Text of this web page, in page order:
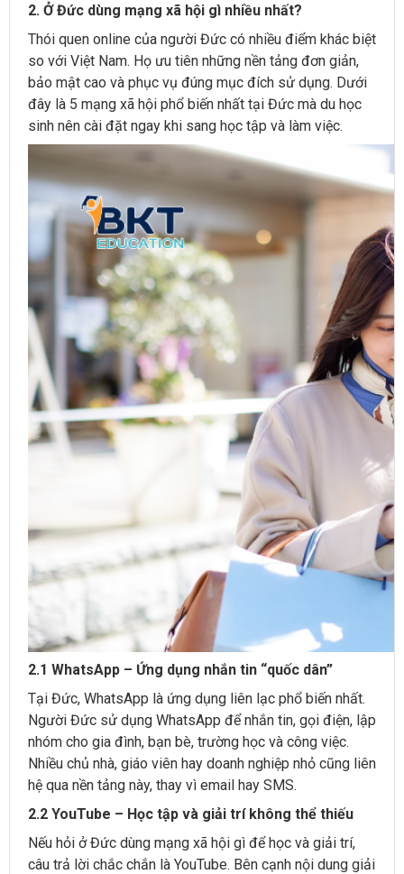
2. Ở Đức dùng mạng xã hội gì nhiều nhất?
Thói quen online của người Đức có nhiều điểm khác biệt
so với Việt Nam. Họ ưu tiên những nền tảng đơn giản,
bảo mật cao và phục vụ đúng mục đích sử dụng. Dưới
đây là 5 mạng xã hội phổ biến nhất tại Đức mà du học
sinh nên cài đặt ngay khi sang học tập và làm việc.
2.1 WhatsApp – Ứng dụng nhắn tin “quốc dân”
Tại Đức, WhatsApp là ứng dụng liên lạc phổ biến nhất.
Người Đức sử dụng WhatsApp để nhắn tin, gọi điện, lập
nhóm cho gia đình, bạn bè, trường học và công việc.
Nhiều chủ nhà, giáo viên hay doanh nghiệp nhỏ cũng liên
hệ qua nền tảng này, thay vì email hay SMS.
2.2 YouTube – Học tập và giải trí không thể thiếu
Nếu hỏi ở Đức dùng mạng xã hội gì để học và giải trí,
câu trả lời chắc chắn là YouTube. Bên cạnh nội dung giải